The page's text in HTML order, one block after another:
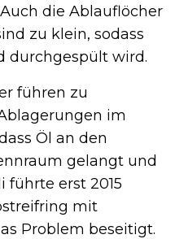
die Ablauflöcher
zu klein, sodass
durchgespült wird.
führen zu
im
Öl an den
gelangt und
führte erst 2015
mit
Problem beseitigt.